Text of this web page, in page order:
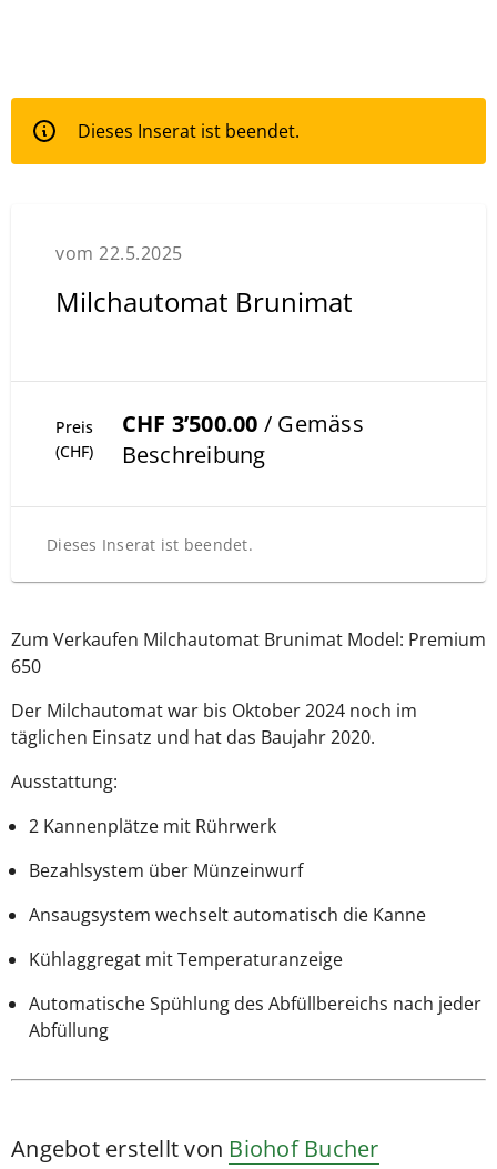
Dieses Inserat ist beendet.
vom 22.5.2025
Milchautomat Brunimat
Preis
(CHF)
CHF 3’500.00 / Gemäss
Beschreibung
Dieses Inserat ist beendet.
Zum Verkaufen Milchautomat Brunimat Model: Premium
650
Der Milchautomat war bis Oktober 2024 noch im
täglichen Einsatz und hat das Baujahr 2020.
Ausstattung:
2 Kannenplätze mit Rührwerk
Bezahlsystem über Münzeinwurf
Ansaugsystem wechselt automatisch die Kanne
Kühlaggregat mit Temperaturanzeige
Automatische Spühlung des Abfüllbereichs nach jeder
Abfüllung
Angebot erstellt von Biohof Bucher